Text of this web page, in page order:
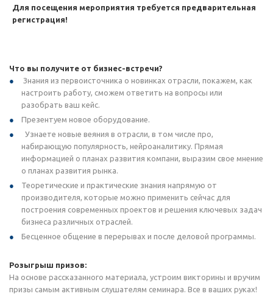
Для посещения мероприятия требуется предварительная
регистрация!
Что вы получите от бизнес-встречи?
Знания из первоисточника о новинках отрасли, покажем, как
настроить работу, сможем ответить на вопросы или
разобрать ваш кейс.
Презентуем новое оборудование.
Узнаете новые веяния в отрасли, в том числе про,
набирающую популярность, нейроаналитику. Прямая
информацией о планах развития компани, выразим свое мнение
о планах развития рынка.
Теоретические и практические знания напрямую от
производителя, которые можно применить сейчас для
построения современных проектов и решения ключевых задач
бизнеса различных отраслей.
Бесценное общение в перерывах и после деловой программы.
Розыгрыш призов:
На основе рассказанного материала, устроим викторины и вручим
призы самым активным слушателям семинара. Все в ваших руках!